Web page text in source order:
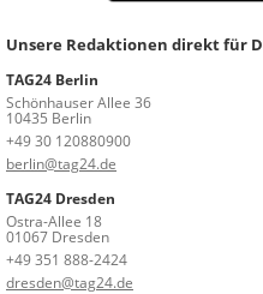
Unsere Redaktionen direkt für
TAG24 Berlin
Schönhauser Allee 36
10435 Berlin
+49 30 120880900
berlin@tag24.de
TAG24 Dresden
Ostra-Allee 18
01067 Dresden
+49 351 888-2424
dresden@tag24.de